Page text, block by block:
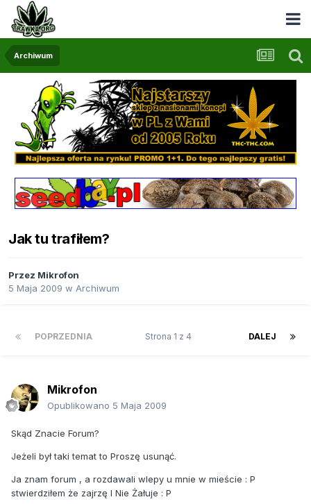
Archiwum
Jak tu trafiłem?
Przez Mikrofon
5 Maja 2009 w Archiwum
POPRZEDNIA DALEJ
Strona 1 z 4
Mikrofon
Opublikowano 5 Maja 2009
Skąd Znacie Forum?
Jeżeli był taki temat to Proszę usunąć.
Ja znam forum , a rozdawali wlepy u mnie w mieście : P
stwierdziłem że zajrzę I Nie Żałuje : P